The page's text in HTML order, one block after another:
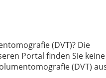
(DVT)? Die
Portal finden Sie keine
(DVT)